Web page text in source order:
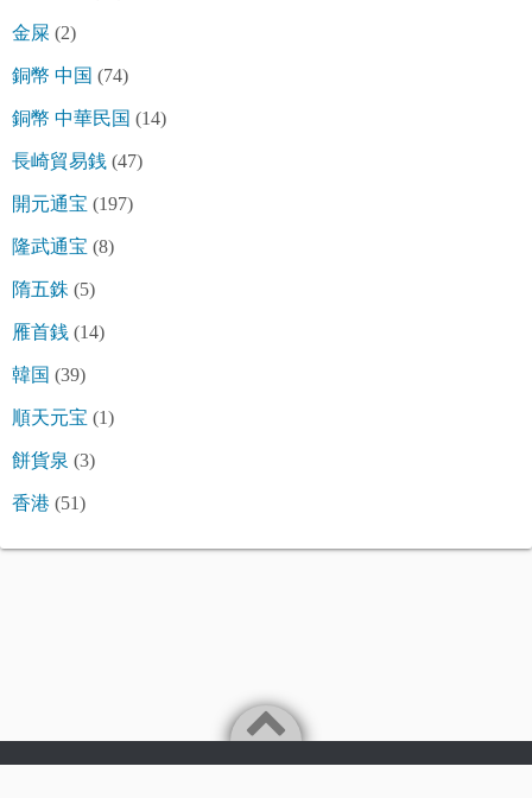
金屎 (2)
銅幣 中国 (74)
銅幣 中華民国 (14)
長崎貿易銭 (47)
開元通宝 (197)
隆武通宝 (8)
隋五銖 (5)
雁首銭 (14)
韓国 (39)
順天元宝 (1)
餅貨泉 (3)
香港 (51)